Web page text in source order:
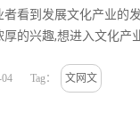
者看到发展文化产业的
厚的兴趣,想进入文化产
营许可...
Tag： 文网文